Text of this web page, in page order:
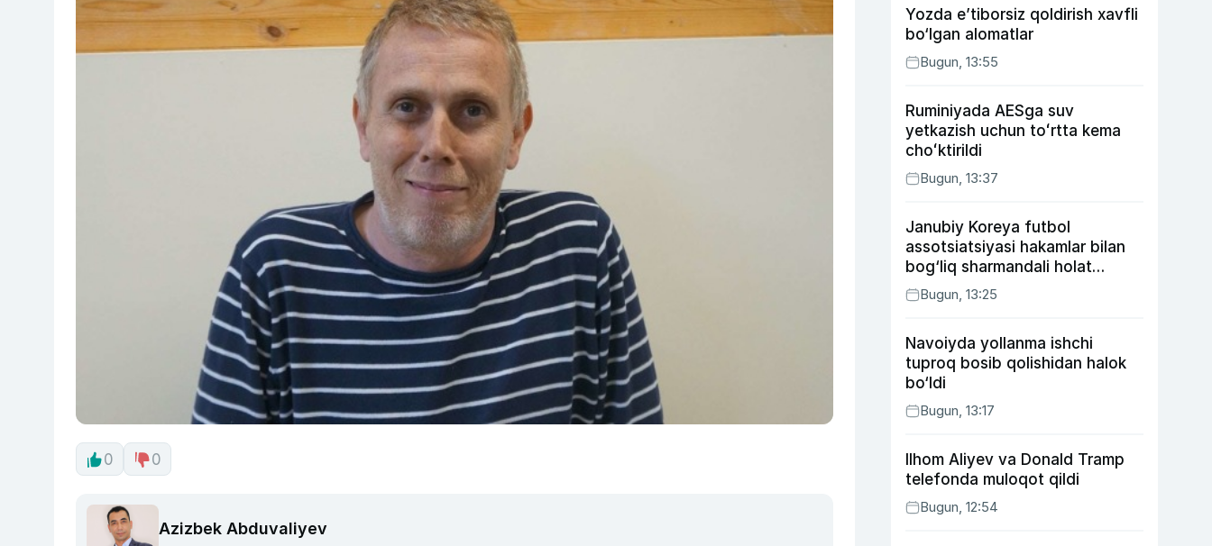
0 0
Azizbek Abduvaliyev
Yozda e’tiborsiz qoldirish xavfli
bo‘lgan alomatlar
Bugun, 13:55
Ruminiyada AESga suv
yetkazish uchun toʻrtta kema
choʻktirildi
Bugun, 13:37
Janubiy Koreya futbol
assotsiatsiyasi hakamlar bilan
bog‘liq sharmandali holat
bo‘yicha bayonot berdi
Bugun, 13:25
Navoiyda yollanma ishchi
tuproq bosib qolishidan halok
bo‘ldi
Bugun, 13:17
Ilhom Aliyev va Donald Tramp
telefonda muloqot qildi
Bugun, 12:54